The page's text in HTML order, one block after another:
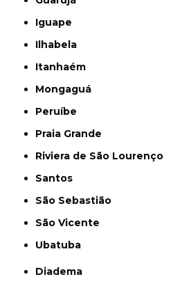
Iguape
Ilhabela
Itanhaém
Mongaguá
Peruíbe
Praia Grande
Riviera de São Lourenço
Santos
São Sebastião
São Vicente
Ubatuba
Diadema